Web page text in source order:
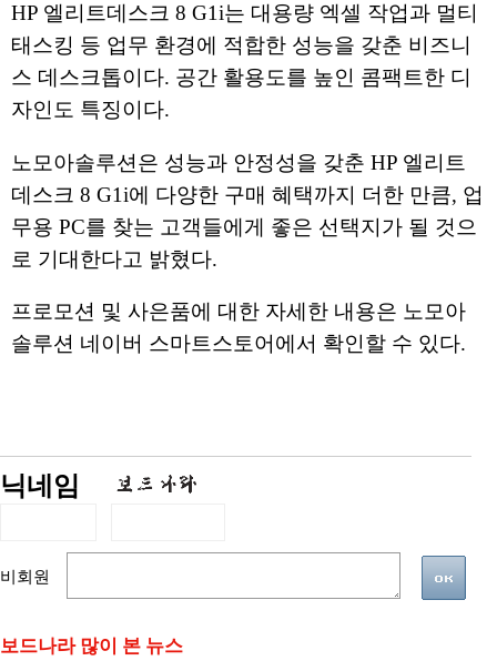
HP 엘리트데스크 8 G1i는 대용량 엑셀 작업과 멀티
태스킹 등 업무 환경에 적합한 성능을 갖춘 비즈니
스 데스크톱이다. 공간 활용도를 높인 콤팩트한 디
자인도 특징이다.
노모아솔루션은 성능과 안정성을 갖춘 HP 엘리트
데스크 8 G1i에 다양한 구매 혜택까지 더한 만큼, 업
무용 PC를 찾는 고객들에게 좋은 선택지가 될 것으
로 기대한다고 밝혔다.
프로모션 및 사은품에 대한 자세한 내용은 노모아
솔루션 네이버 스마트스토어에서 확인할 수 있다.
닉네임
비회원
보드나라 많이 본 뉴스